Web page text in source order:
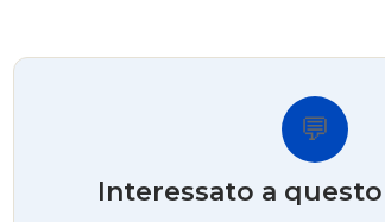
💬
Interessato a